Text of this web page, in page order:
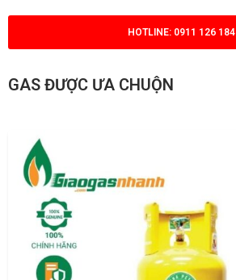
HOTLINE: 0911 126 184
GAS ĐƯỢC ƯA CHUỘN